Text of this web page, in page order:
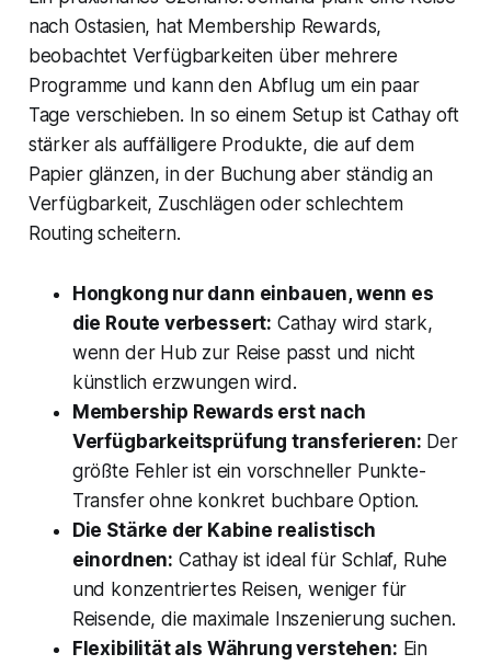
nach Ostasien, hat Membership Rewards,
beobachtet Verfügbarkeiten über mehrere
Programme und kann den Abflug um ein paar
Tage verschieben. In so einem Setup ist Cathay oft
stärker als auffälligere Produkte, die auf dem
Papier glänzen, in der Buchung aber ständig an
Verfügbarkeit, Zuschlägen oder schlechtem
Routing scheitern.
Hongkong nur dann einbauen, wenn es
die Route verbessert: Cathay wird stark,
wenn der Hub zur Reise passt und nicht
künstlich erzwungen wird.
Membership Rewards erst nach
Verfügbarkeitsprüfung transferieren: Der
größte Fehler ist ein vorschneller Punkte-
Transfer ohne konkret buchbare Option.
Die Stärke der Kabine realistisch
einordnen: Cathay ist ideal für Schlaf, Ruhe
und konzentriertes Reisen, weniger für
Reisende, die maximale Inszenierung suchen.
Flexibilität als Währung verstehen: Ein